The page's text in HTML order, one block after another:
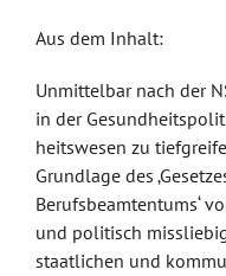
Aus dem Inhalt:
Unmittelbar nach der
in der
heitswesen zu
Grundlage des
Berufsbeamtentums‘
und politisch
staatlichen und